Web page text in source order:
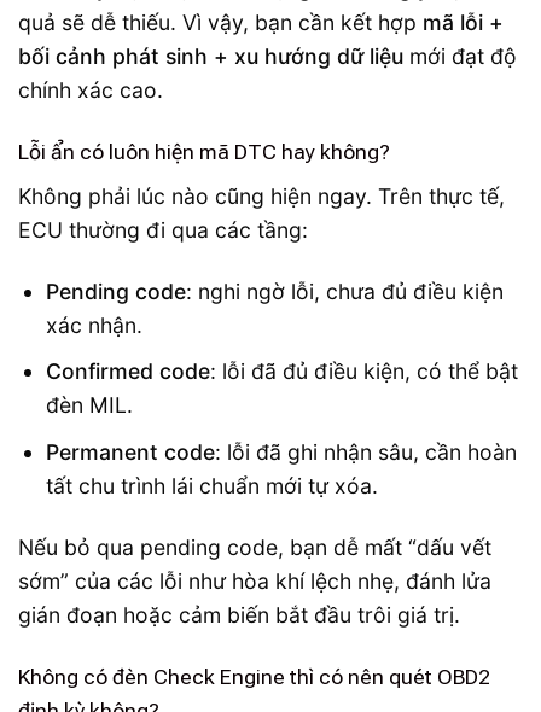
quả sẽ dễ thiếu. Vì vậy, bạn cần kết hợp mã lỗi +
bối cảnh phát sinh + xu hướng dữ liệu mới đạt độ
chính xác cao.
Lỗi ẩn có luôn hiện mã DTC hay không?
Không phải lúc nào cũng hiện ngay. Trên thực tế,
ECU thường đi qua các tầng:
Pending code: nghi ngờ lỗi, chưa đủ điều kiện
xác nhận.
Confirmed code: lỗi đã đủ điều kiện, có thể bật
đèn MIL.
Permanent code: lỗi đã ghi nhận sâu, cần hoàn
tất chu trình lái chuẩn mới tự xóa.
Nếu bỏ qua pending code, bạn dễ mất “dấu vết
sớm” của các lỗi như hòa khí lệch nhẹ, đánh lửa
gián đoạn hoặc cảm biến bắt đầu trôi giá trị.
Không có đèn Check Engine thì có nên quét OBD2